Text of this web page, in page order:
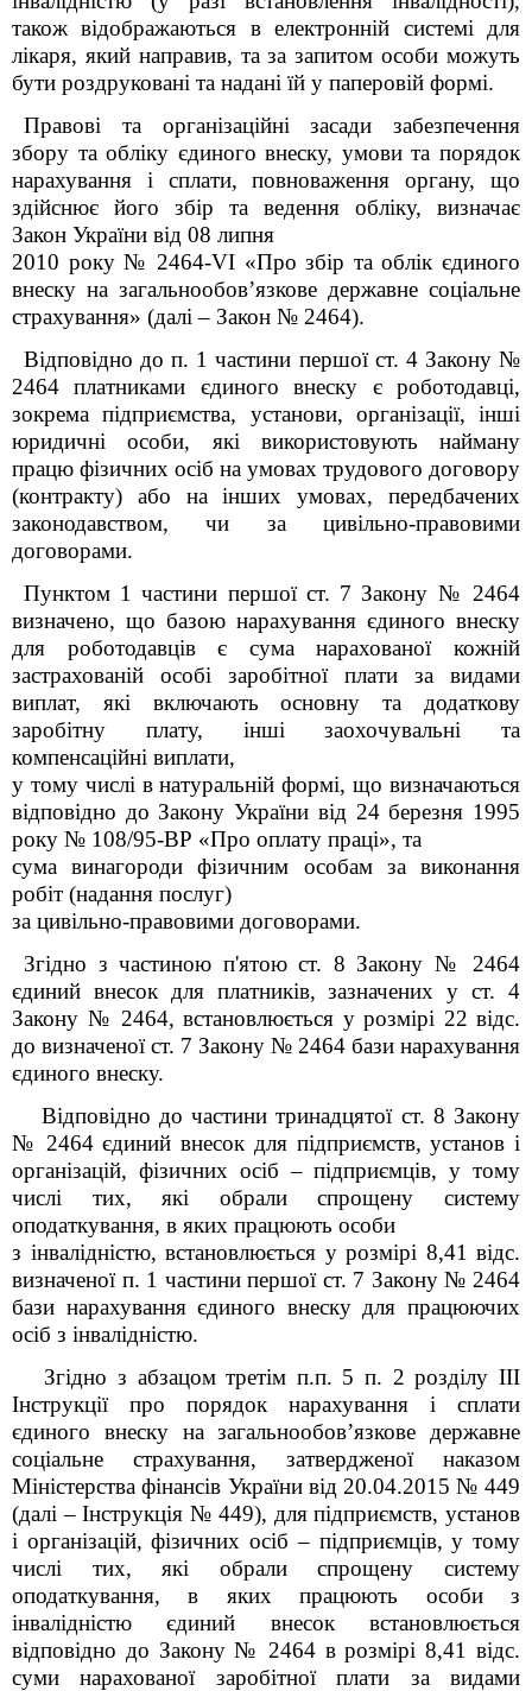
також відображаються в електронній системі для
лікаря, який направив, та за запитом особи можуть
бути роздруковані та надані їй у паперовій формі.
Правові та організаційні засади забезпечення
збору та обліку єдиного внеску, умови та порядок
нарахування і сплати, повноваження органу, що
здійснює його збір та ведення обліку, визначає
Закон України від 08 липня
2010 року № 2464-VI «Про збір та облік єдиного
внеску на загальнообов’язкове державне соціальне
страхування» (далі – Закон № 2464).
Відповідно до п. 1 частини першої ст. 4 Закону №
2464 платниками єдиного внеску є роботодавці,
зокрема підприємства, установи, організації, інші
юридичні особи, які використовують найману
працю фізичних осіб на умовах трудового договору
(контракту) або на інших умовах, передбачених
законодавством, чи за цивільно-правовими
договорами.
Пунктом 1 частини першої ст. 7 Закону № 2464
визначено, що базою нарахування єдиного внеску
для роботодавців є сума нарахованої кожній
застрахованій особі заробітної плати за видами
виплат, які включають основну та додаткову
заробітну плату, інші заохочувальні та
компенсаційні виплати,
у тому числі в натуральній формі, що визначаються
відповідно до Закону України від 24 березня 1995
року № 108/95-ВР «Про оплату праці», та
сума винагороди фізичним особам за виконання
робіт (надання послуг)
за цивільно-правовими договорами.
Згідно з частиною п'ятою ст. 8 Закону № 2464
єдиний внесок для платників, зазначених у ст. 4
Закону № 2464, встановлюється у розмірі 22 відс.
до визначеної ст. 7 Закону № 2464 бази нарахування
єдиного внеску.
Відповідно до частини тринадцятої ст. 8 Закону
№ 2464 єдиний внесок для підприємств, установ і
організацій, фізичних осіб – підприємців, у тому
числі тих, які обрали спрощену систему
оподаткування, в яких працюють особи
з інвалідністю, встановлюється у розмірі 8,41 відс.
визначеної п. 1 частини першої ст. 7 Закону № 2464
бази нарахування єдиного внеску для працюючих
осіб з інвалідністю.
Згідно з абзацом третім п.п. 5 п. 2 розділу ІІІ
Інструкції про порядок нарахування і сплати
єдиного внеску на загальнообов’язкове державне
соціальне страхування, затвердженої наказом
Міністерства фінансів України від 20.04.2015 № 449
(далі – Інструкція № 449), для підприємств, установ
і організацій, фізичних осіб – підприємців, у тому
числі тих, які обрали спрощену систему
оподаткування, в яких працюють особи з
інвалідністю єдиний внесок встановлюється
відповідно до Закону № 2464 в розмірі 8,41 відс.
суми нарахованої заробітної плати за видами